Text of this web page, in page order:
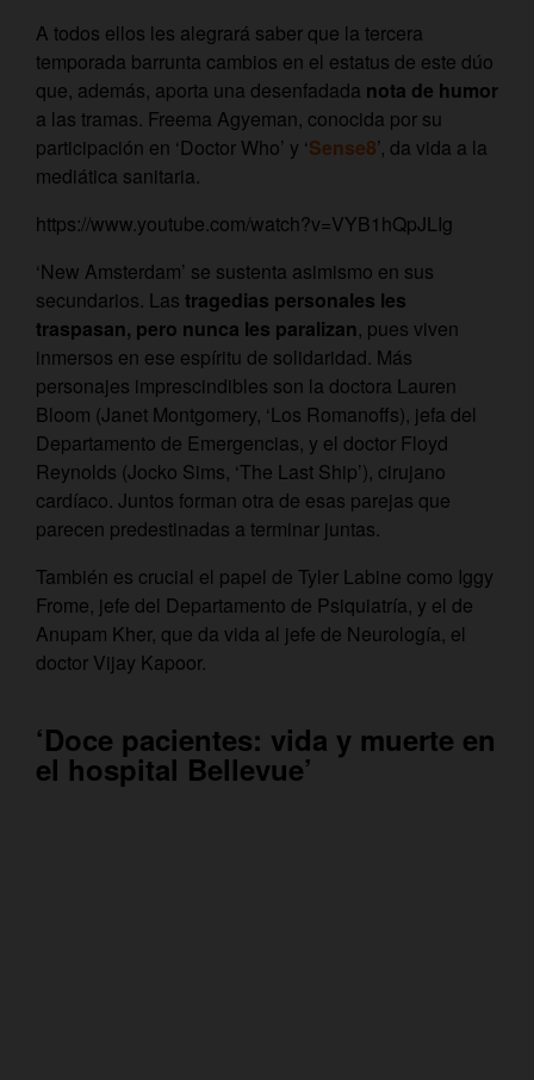
A todos ellos les alegrará saber que la tercera
temporada barrunta cambios en el estatus de este dúo
que, además, aporta una desenfadada nota de humor
a las tramas. Freema Agyeman, conocida por su
participación en ‘Doctor Who’ y ‘Sense8’, da vida a la
mediática sanitaria.
https://www.youtube.com/watch?v=VYB1hQpJLIg
‘New Amsterdam’ se sustenta asimismo en sus
secundarios. Las tragedias personales les
traspasan, pero nunca les paralizan, pues viven
inmersos en ese espíritu de solidaridad. Más
personajes imprescindibles son la doctora Lauren
Bloom (Janet Montgomery, ‘Los Romanoffs), jefa del
Departamento de Emergencias, y el doctor Floyd
Reynolds (Jocko Sims, ‘The Last Ship’), cirujano
cardíaco. Juntos forman otra de esas parejas que
parecen predestinadas a terminar juntas.
También es crucial el papel de Tyler Labine como Iggy
Frome, jefe del Departamento de Psiquiatría, y el de
Anupam Kher, que da vida al jefe de Neurología, el
doctor Vijay Kapoor.
‘Doce pacientes: vida y muerte en
el hospital Bellevue’